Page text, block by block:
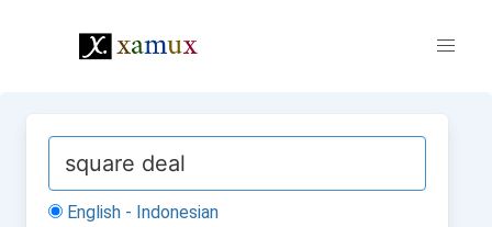
English - Indonesian